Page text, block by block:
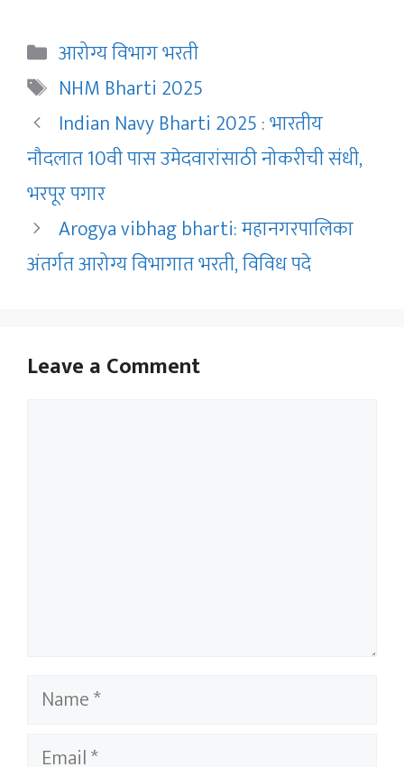
Categories
आरोग्य विभाग भरती
Tags
NHM Bharti 2025
Indian Navy Bharti 2025 : भारतीय
नौदलात 10वी पास उमेदवारांसाठी नोकरीची संधी,
भरपूर पगार
Arogya vibhag bharti: महानगरपालिका
अंतर्गत आरोग्य विभागात भरती, विविध पदे
Leave a Comment
Name
Email